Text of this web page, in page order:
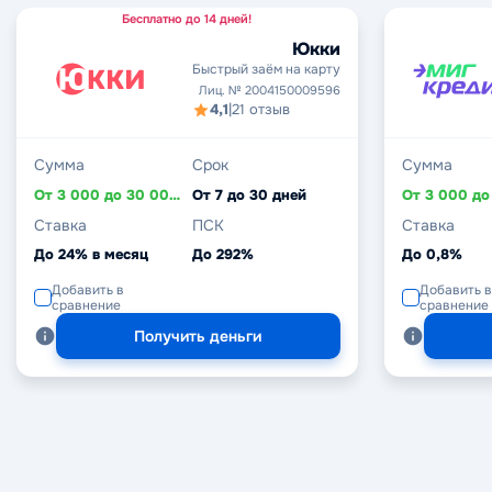
Бесплатно до 14 дней!
Юкки
Быстрый заём на карту
Лиц. № 2004150009596
4,1|21 отзыв
Сумма
От 3 000 до 30 000 ₽
Срок
От 7 до 30 дней
Ставка
До 24% в месяц
ПСК
До 292%
Добавить в
сравнение
Получить деньги
Сумма
Ставка
До 0,8%
Добавить в
сравнение